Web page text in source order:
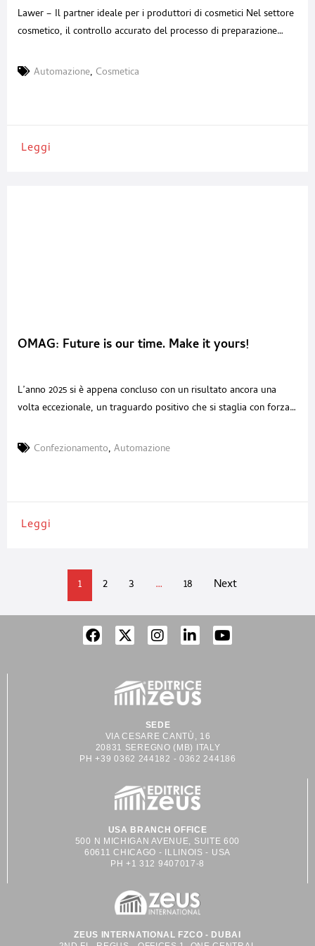
Lawer – Il partner ideale per i produttori di cosmetici Nel settore
cosmetico, il controllo accurato del processo di preparazione
tracciabilità e sicurezza nella gestione delle polveri sono elementi
Automazione, Cosmetica
Leggi
OMAG: Future is our time. Make it yours!
L’anno 2025 si è appena concluso con un risultato ancora una
volta eccezionale, un traguardo positivo che si staglia con forza
globale, infatti, ha dovuto fare i conti con la dolorosa eredità di
Confezionamento, Automazione
Leggi
1 2 3 … 18 Next
SEDE
VIA CESARE CANTÙ, 16
20831 SEREGNO (MB) ITALY
PH +39 0362 244182 - 0362 244186
USA BRANCH OFFICE
500 N MICHIGAN AVENUE, SUITE 600
60611 CHICAGO - ILLINOIS - USA
PH +1 312 9407017-8
ZEUS INTERNATIONAL FZCO - DUBAI